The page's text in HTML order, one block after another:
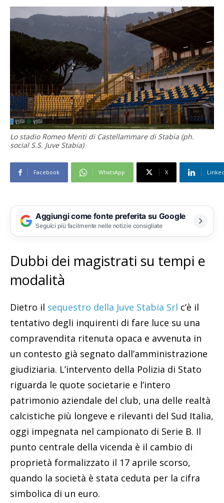
Lo stadio Romeo Menti di Castellammare di Stabia (ph.
social S.S. Juve Stabia)
Facebook WhatsApp X
Aggiungi come fonte preferita su Google
Seguici più facilmente nelle notizie consigliate
Dubbi dei magistrati su tempi e
modalità
Dietro il sequestro della Juve Stabia Srl c’è il
tentativo degli inquirenti di fare luce su una
compravendita ritenuta opaca e avvenuta in
un contesto già segnato dall’amministrazione
giudiziaria. L’intervento della Polizia di Stato
riguarda le quote societarie e l’intero
patrimonio aziendale del club, una delle realtà
calcistiche più longeve e rilevanti del Sud Italia,
oggi impegnata nel campionato di Serie B. Il
punto centrale della vicenda è il cambio di
proprietà formalizzato il 17 aprile scorso,
quando la società è stata ceduta per la cifra
simbolica di un euro.